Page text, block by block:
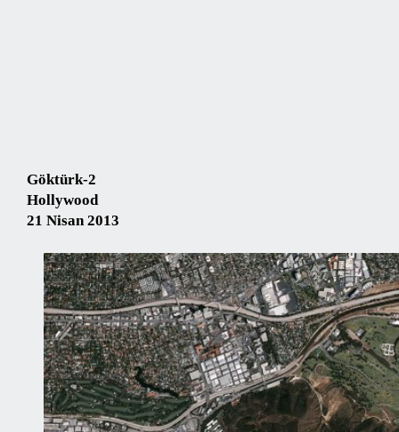
Göktürk-2
Hollywood
21 Nisan 2013